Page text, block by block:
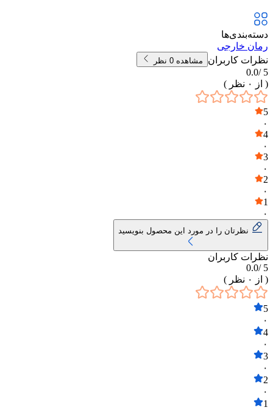
دسته‌بندی‌ها
رمان خارجی
نظرات کاربران
مشاهده 0 نظر
5 /
0.0
( از
۰ نظر )
5
۰
4
۰
3
۰
2
۰
1
۰
نظرتان را در مورد این محصول بنویسید
نظرات کاربران
5 /
0.0
( از
۰ نظر )
5
۰
4
۰
3
۰
2
۰
1